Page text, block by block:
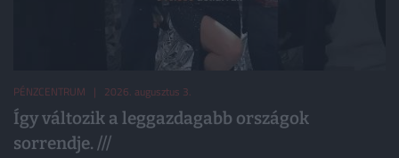
PÉNZCENTRUM | 2026. augusztus 3.
Így változik a leggazdagabb országok
sorrendje. ///